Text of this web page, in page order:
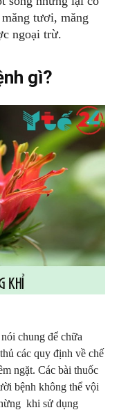
tươi, măng
ngoại trừ.
gì?
chung để chữa
các quy định về chế
ngặt. Các bài thuốc
bệnh không thể vội
khi sử dụng